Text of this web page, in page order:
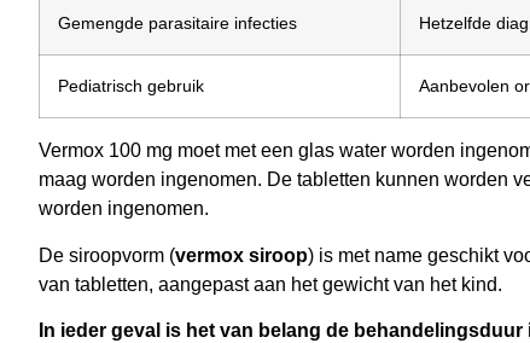
Gemengde parasitaire infecties Hetzelfde
Pediatrisch gebruik Aanbevolen
Vermox 100 mg moet met een glas water worden
maag worden ingenomen. De tabletten kunnen worden
worden ingenomen.
De siroopvorm (vermox siroop) is met name geschikt
van tabletten, aangepast aan het gewicht van het kind.
In ieder geval is het van belang de